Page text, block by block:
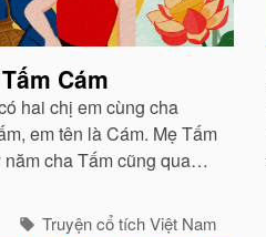
Cám
hai chị em cùng cha
em tên là Cám. Mẹ Tấm
cha Tấm cũng qua
Truyện cổ tích Việt Nam